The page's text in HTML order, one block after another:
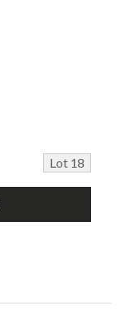
Lot 18